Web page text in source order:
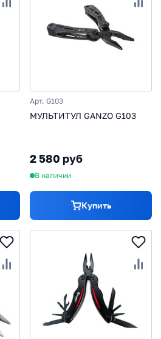
Арт. G103
МУЛЬТИТУЛ GANZO G103
2 580 руб
В наличии
Купить